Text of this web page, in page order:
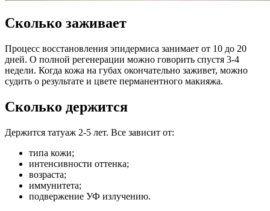
Сколько заживает
Процесс восстановления эпидермиса занимает от 10 до 20
дней. О полной регенерации можно говорить спустя 3-4
недели. Когда кожа на губах окончательно заживет, можно
судить о результате и цвете перманентного макияжа.
Сколько держится
Держится татуаж 2-5 лет. Все зависит от:
типа кожи;
интенсивности оттенка;
возраста;
иммунитета;
подвержение УФ излучению.